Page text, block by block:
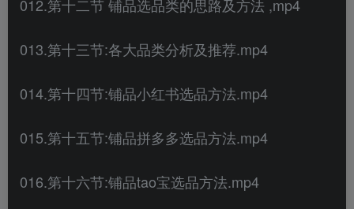
012.第十二节 铺品选品类的思路及方法 ,mp4
013.第十三节:各大品类分析及推荐.mp4
014.第十四节:铺品小红书选品方法.mp4
015.第十五节:铺品拼多多选品方法.mp4
016.第十六节:铺品tao宝选品方法.mp4